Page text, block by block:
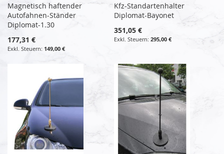
Magnetisch haftender
Autofahnen-Ständer
Diplomat-1.30
177,31 €
149,00 €
Kfz-Standartenhalter
Diplomat-Bayonet
351,05 €
295,00 €